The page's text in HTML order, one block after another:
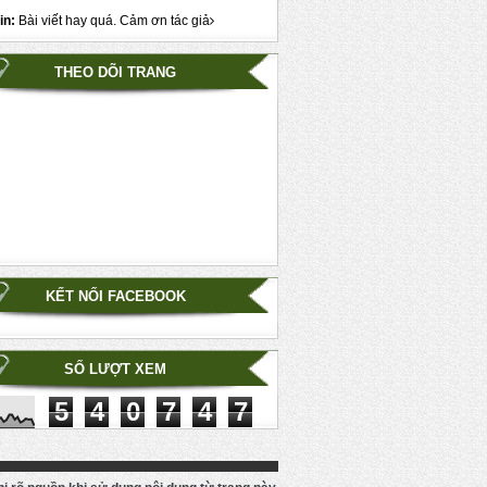
Bài viết hay quá. Cảm ơn tác giả
THEO DÕI TRANG
KẾT NỐI FACEBOOK
SỐ LƯỢT XEM
5 4 0 7 4 7